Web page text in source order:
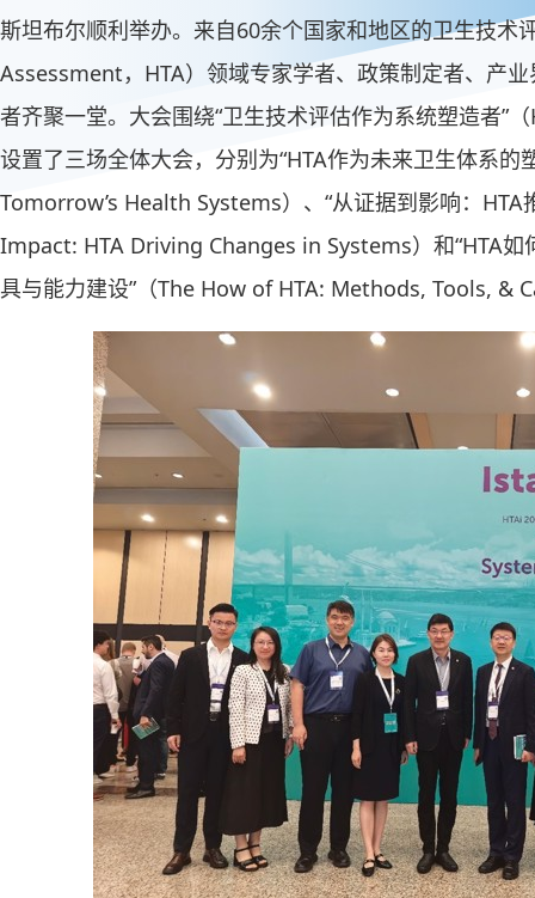
斯坦布尔顺利举办。来自60余个国家和地区的卫生技
Assessment，HTA）领域专家学者、政策制定者、产
者齐聚一堂。大会围绕“卫生技术评估作为系统塑造者”
设置了三场全体大会，分别为“HTA作为未来卫生体系的
Tomorrow’s Health Systems）、“从证据到影响：
Impact: HTA Driving Changes in Systems）和“HTA如
具与能力建设”（The How of HTA: Methods, Tools, &